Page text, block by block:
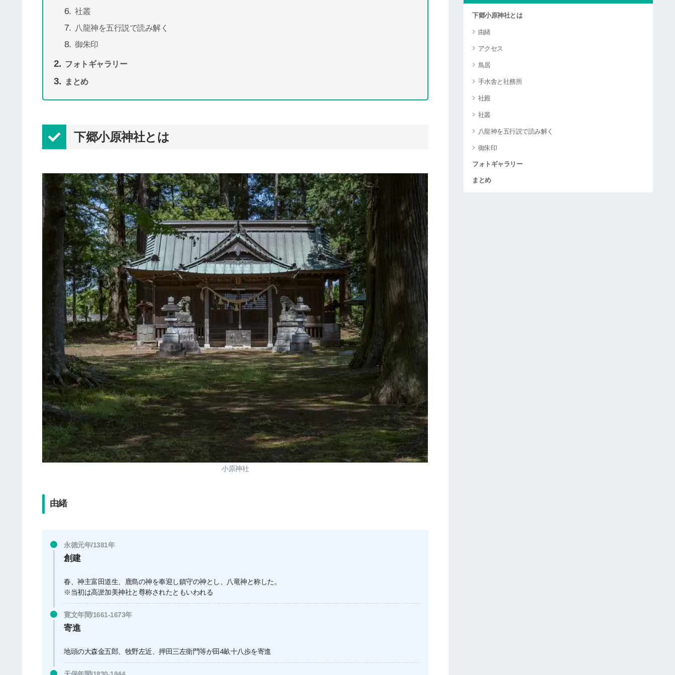
社叢
八龍神を五行説で読み解く
御朱印
フォトギャラリー
まとめ
下郷小原神社とは
小原神社
由緒
永徳元年/1381年
創建
春、神主富田道生、鹿島の神を奉迎し鎮守の神とし、八竜神と称した。
※当初は高淤加美神社と尊称されたともいわれる
寛文年間/1661-1673年
寄進
地頭の大森金五郎、牧野左近、押田三左衛門等が田4畝十八歩を寄進
下郷小原神社とは
由緒
アクセス
鳥居
手水舎と社務所
社殿
社叢
八龍神を五行説で読み解く
御朱印
フォトギャラリー
まとめ